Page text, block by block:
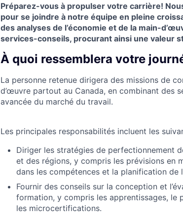
Préparez-vous à propulser votre carrière!
pour se joindre à notre équipe en pleine
des analyses de l’économie et de la main-
services-conseils, procurant ainsi une valeur
À quoi ressemblera votre
La personne retenue dirigera des missions de
d’œuvre partout au Canada, en combinant des
avancée du marché du travail.
Les principales responsabilités incluent les
Diriger les stratégies de perfectionnement
et des régions, y compris les prévisions en
dans les compétences et la planification de
Fournir des conseils sur la conception et
formation, y compris les apprentissages,
les microcertifications.